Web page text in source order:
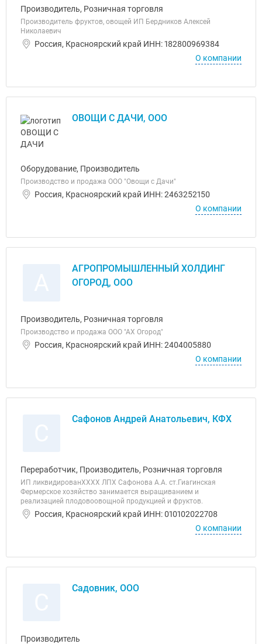
Производитель, Розничная торговля
Производитель фруктов, овощей ИП Бердников Алексей
Николаевич
Россия, Красноярский край ИНН: 182800969384
О компании
ОВОЩИ С ДАЧИ, ООО
Оборудование, Производитель
Производство и продажа ООО "Овощи с Дачи"
Россия, Красноярский край ИНН: 2463252150
О компании
АГРОПРОМЫШЛЕННЫЙ ХОЛДИНГ
ОГОРОД, ООО
Производитель, Розничная торговля
Производство и продажа ООО "АХ Огород"
Россия, Красноярский край ИНН: 2404005880
О компании
Сафонов Андрей Анатольевич, КФХ
Переработчик, Производитель, Розничная торговля
ИП ликвидированХХХХ ЛПХ Сафонова А.А. ст.Гиагинская
Фермерское хозяйство занимается выращиванием и
реализацией плодовоовощной продукцией и фруктов.
Россия, Красноярский край ИНН: 010102022708
О компании
Садовник, ООО
Производитель